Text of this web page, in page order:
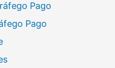
Pago
Pago